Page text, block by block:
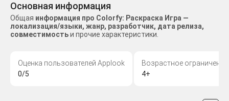
Основная информация
Общая информация про Colorfy: Раскраска Игра —
локализация/языки, жанр, разработчик, дата релиза,
совместимостьи прочие характеристики.
Оценка пользователей Applook
0/5
Возрастное ограничение
4+